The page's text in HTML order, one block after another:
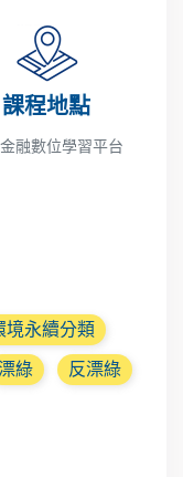
課程地點
融數位學習平台
境永續分類
綠 反漂綠